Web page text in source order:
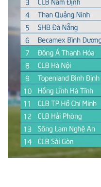
® Cấm sao chép dưới mọi
thuận bằng văn bản. Ghi rõ
thông tin từ website này.